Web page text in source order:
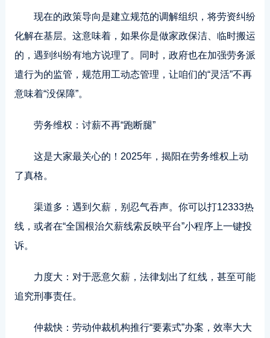
现在的政策导向是建立规范的调解组织，将劳资纠纷
化解在基层。这意味着，如果你是做家政保洁、临时搬运
的，遇到纠纷有地方说理了。同时，政府也在加强劳务派
遣行为的监管，规范用工动态管理，让咱们的“灵活”不再
意味着“没保障”。
劳务维权：讨薪不再“跑断腿”
这是大家最关心的！2025年，揭阳在劳务维权上动
了真格。
渠道多：遇到欠薪，别忍气吞声。你可以打12333热
线，或者在“全国根治欠薪线索反映平台”小程序上一键投
诉。
力度大：对于恶意欠薪，法律划出了红线，甚至可能
追究刑事责任。
仲裁快：劳动仲裁机构推行“要素式”办案，效率大大